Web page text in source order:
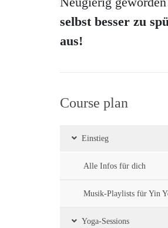
selbst besser zu
aus!
Course plan
Einstieg
Alle Infos für dich
Musik-Playlists für Yin
Yoga-Sessions